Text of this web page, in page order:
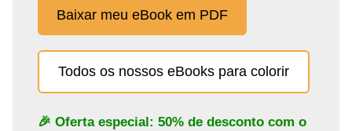
Baixar meu eBook em PDF
Todos os nossos eBooks para colorir
🎉 Oferta especial: 50% de desconto com o